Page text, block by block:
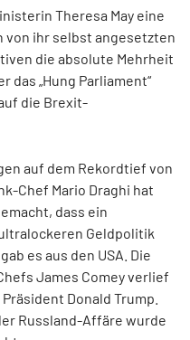
Theresa May eine
von ihr selbst angesetzten
die absolute Mehrheit
„Hung Parliament“
die Brexit-
auf dem Rekordtief von
Chef Mario Draghi hat
dass ein
Geldpolitik
es aus den USA. Die
James Comey verlief
Donald Trump.
Russland-Affäre wurde